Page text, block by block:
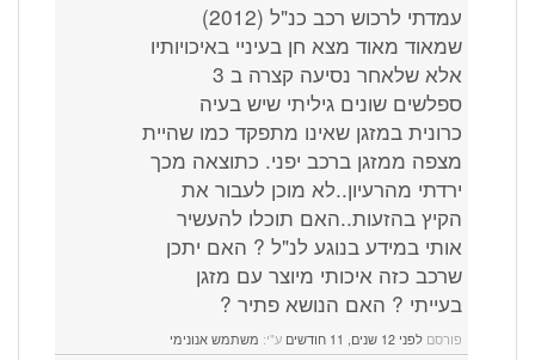
עמדתי לרכוש רכב כנ"ל (2012)
שמאוד מאוד מצא חן בעיניי באיכויותיו
אלא שלאחר נסיעה קצרה ב 3
ספלשים שונים גיליתי שיש בעיה
כרונית במזגן שאינו מתפקד כמו שהיית
מצפה ממזגן ברכב יפני. כתוצאה מכך
ירדתי מהרעיון..לא מוכן לעבור את
הקיץ בהזעות..האם תוכלו להעשיר
אותי במידע בנוגע לנ"ל ? האם יתכן
שרכב כזה איכותי מיוצר עם מזגן
בעייתי ? האם הנושא פתיר ?
פורסם לפני 12 שנים, 11 חודשים ע"י: משתמש אנונימי